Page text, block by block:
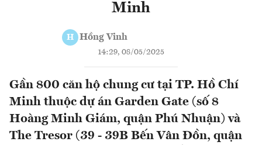
Minh
H Hồng Vinh
14:29, 08/05/2025
Gần 800 căn hộ chung cư tại TP. Hồ Chí
Minh thuộc dự án Garden Gate (số 8
Hoàng Minh Giám, quận Phú Nhuận) và
The Tresor (39 - 39B Bến Vân Đồn, quận